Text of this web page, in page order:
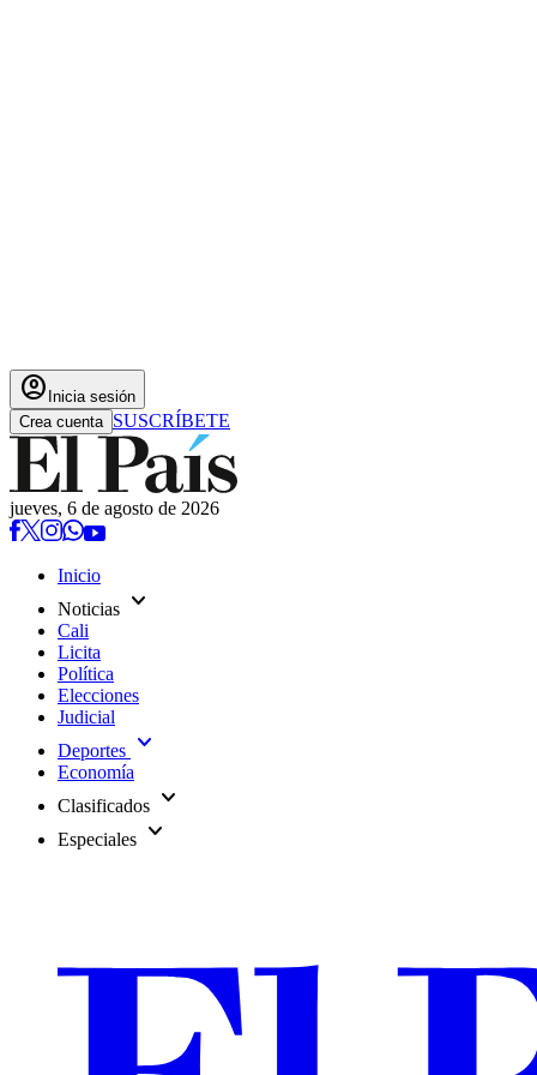
account_circle Inicia sesión
Crea cuenta SUSCRÍBETE
jueves, 6 de agosto de 2026
Inicio
Noticias expand_more
Cali
Licita
Política
Elecciones
Judicial
Deportes expand_more
Economía
Clasificados expand_more
Especiales expand_more